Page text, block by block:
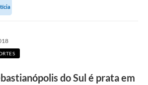
do Sul é prata em